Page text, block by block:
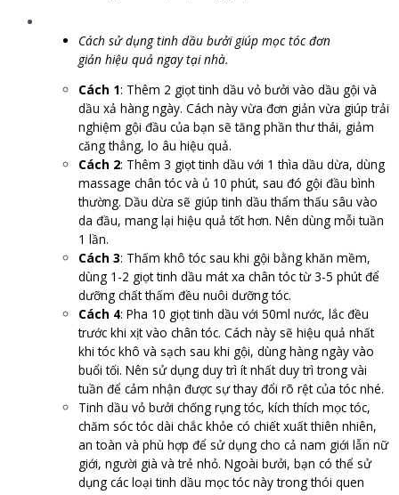
Cách sử dụng tinh dầu bưởi giúp mọc tóc đơn
giản hiệu quả ngay tại nhà.
Cách 1: Thêm 2 giọt tinh dầu vỏ bưởi vào dầu gội và
dầu xả hàng ngày. Cách này vừa đơn giản vừa giúp trải
nghiệm gội đầu của bạn sẽ tăng phần thư thái, giảm
căng thẳng, lo âu hiệu quả.
Cách 2: Thêm 3 giọt tinh dầu với 1 thìa dầu dừa, dùng
massage chân tóc và ủ 10 phút, sau đó gội đầu bình
thường. Dầu dừa sẽ giúp tinh dầu thẩm thấu sâu vào
da đầu, mang lại hiệu quả tốt hơn. Nên dùng mỗi tuần
1 lần.
Cách 3: Thấm khô tóc sau khi gội bằng khăn mềm,
dùng 1-2 giọt tinh dầu mát xa chân tóc từ 3-5 phút để
dưỡng chất thấm đều nuôi dưỡng tóc.
Cách 4: Pha 10 giọt tinh dầu với 50ml nước, lắc đều
trước khi xịt vào chân tóc. Cách này sẽ hiệu quả nhất
khi tóc khô và sạch sau khi gội, dùng hàng ngày vào
buổi tối. Nên sử dụng duy trì ít nhất duy trì trong vài
tuần để cảm nhận được sự thay đổi rõ rệt của tóc nhé.
Tinh dầu vỏ bưởi chống rụng tóc, kích thích mọc tóc,
chăm sóc tóc dài chắc khỏe có chiết xuất thiên nhiên,
an toàn và phù hợp để sử dụng cho cả nam giới lẫn nữ
giới, người già và trẻ nhỏ. Ngoài bưởi, bạn có thể sử
dụng các loại tinh dầu mọc tóc này trong thói quen